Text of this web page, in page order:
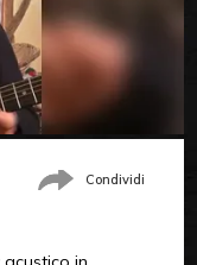
Condividi